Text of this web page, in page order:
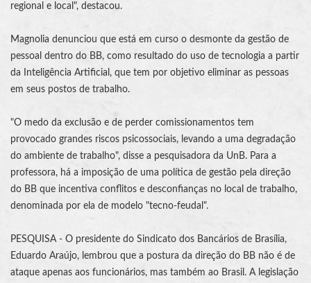
regional e local", destacou.
Magnolia denunciou que está em curso o desmonte da gestão de
pessoal dentro do BB, como resultado do uso de tecnologia a partir
da Inteligência Artificial, que tem por objetivo eliminar as pessoas
em seus postos de trabalho.
"O medo da exclusão e de perder comissionamentos tem
provocado grandes riscos psicossociais, levando a uma degradação
do ambiente de trabalho", disse a pesquisadora da UnB. Para a
professora, há a imposição de uma política de gestão pela direção
do BB que incentiva conflitos e desconfianças no local de trabalho,
denominada por ela de modelo "tecno-feudal".
PESQUISA - O presidente do Sindicato dos Bancários de Brasília,
Eduardo Araújo, lembrou que a postura da direção do BB não é de
ataque apenas aos funcionários, mas também ao Brasil. A legislação